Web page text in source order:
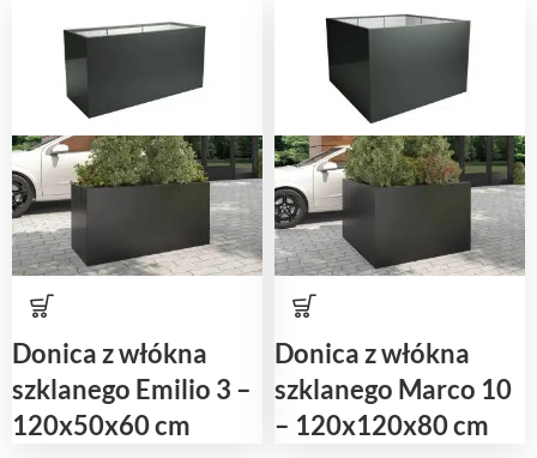
Donica z włókna
szklanego Emilio 3 –
120x50x60 cm
Donica z włókna
szklanego Marco 10
– 120x120x80 cm